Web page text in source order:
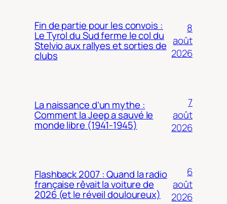
Fin de partie pour les convois :
Le Tyrol du Sud ferme le col du
Stelvio aux rallyes et sorties de
clubs
8
août
2026
La naissance d’un mythe :
Comment la Jeep a sauvé le
monde libre (1941-1945)
7
août
2026
Flashback 2007 : Quand la radio
française rêvait la voiture de
2026 (et le réveil douloureux)
6
août
2026